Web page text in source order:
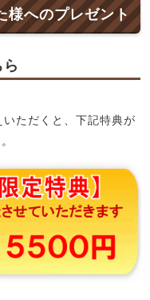
様へのプレゼント
いただくと、下記特典が